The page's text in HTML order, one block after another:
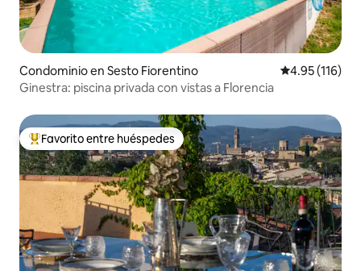
Condominio en Sesto Fiorentino Calificación
4.95 (116)
Ginestra: piscina privada con vistas a Florencia
De los mejores en Favorito entre huéspedes
Favorito entre huéspedes